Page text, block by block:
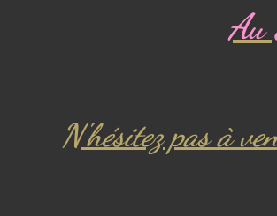
Au
N'hésitez pas à